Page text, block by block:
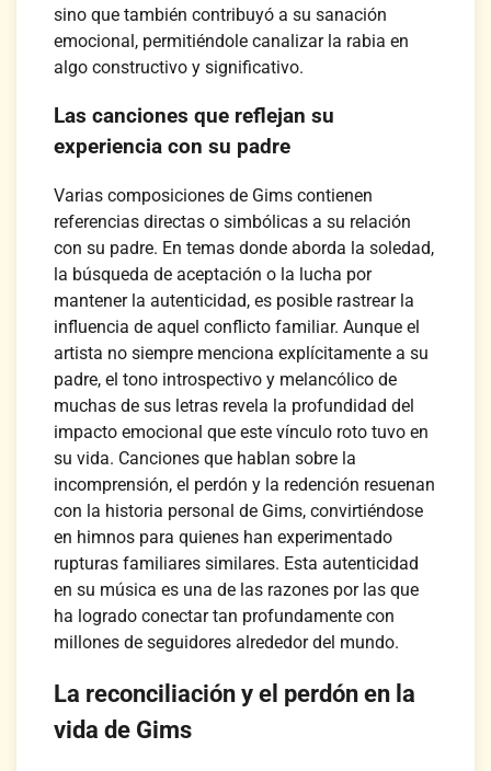
sino que también contribuyó a su sanación
emocional, permitiéndole canalizar la rabia en
algo constructivo y significativo.
Las canciones que reflejan su
experiencia con su padre
Varias composiciones de Gims contienen
referencias directas o simbólicas a su relación
con su padre. En temas donde aborda la soledad,
la búsqueda de aceptación o la lucha por
mantener la autenticidad, es posible rastrear la
influencia de aquel conflicto familiar. Aunque el
artista no siempre menciona explícitamente a su
padre, el tono introspectivo y melancólico de
muchas de sus letras revela la profundidad del
impacto emocional que este vínculo roto tuvo en
su vida. Canciones que hablan sobre la
incomprensión, el perdón y la redención resuenan
con la historia personal de Gims, convirtiéndose
en himnos para quienes han experimentado
rupturas familiares similares. Esta autenticidad
en su música es una de las razones por las que
ha logrado conectar tan profundamente con
millones de seguidores alrededor del mundo.
La reconciliación y el perdón en la
vida de Gims